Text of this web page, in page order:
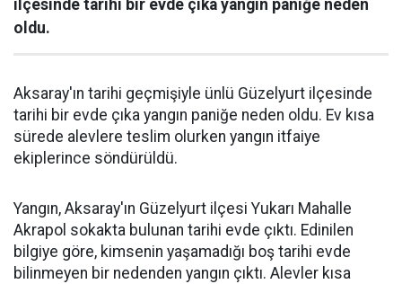
ilçesinde tarihi bir evde çıka yangın paniğe neden
oldu.
Aksaray'ın tarihi geçmişiyle ünlü Güzelyurt ilçesinde
tarihi bir evde çıka yangın paniğe neden oldu. Ev kısa
sürede alevlere teslim olurken yangın itfaiye
ekiplerince söndürüldü.
Yangın, Aksaray'ın Güzelyurt ilçesi Yukarı Mahalle
Akrapol sokakta bulunan tarihi evde çıktı. Edinilen
bilgiye göre, kimsenin yaşamadığı boş tarihi evde
bilinmeyen bir nedenden yangın çıktı. Alevler kısa